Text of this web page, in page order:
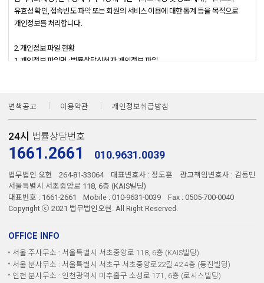
유효성 확인, 접속빈도 파악 또는 회원의 서비스 이용에 대한 통계 등을 목적으로
개인정보를 처리합니다.
2. 개인정보 파일 현황
1. 개인정보 파일명 : 법률상담신청자 개인정보 파일
- 보유기간 : 5년
- 관련법령 : 계약 또는 청약철회 등에 관한 기록 : 5년
3. 개인정보의 처리 및 보유 기간
① <법무법인 오현 형사전담팀>('법무법인 오현 형사전담팀')은(는) 법령에 따른
개인정보 보유?이용기간 또는 정보주체로부터 개인정보를 수집시에 동의 받은
개인정보 보유,이용기간 내에서 개인정보를 처리,보유합니다.
1.<제화 또는 서비스 제공>
>까지 위 이용목적을 위하여 보유.이용됩니다.
-보유근거 : 전자상거래 등에서의 소비자 보호에 관한 법률
면책공고 이용약관 개인정보취급방침
24시 법률상담번호
1661.2661 010.9631.0039
법무법인 오현 264-81-33064 대표변호사 : 정도훈
광고책임변호사 : 김동민
서울특별시 서초중앙로 118, 6층 (KAIS빌딩)
대표번호 : 1661-2661
Mobile : 010-9631-0039
Fax : 0505-700-0040
Copyright ⓒ 2021 법무법인오현. All Right Reserved.
OFFICE INFO
서울 주사무소 : 서울특별시 서초중앙로 118, 6층 (KAIS빌딩)
서울 분사무소 : 서울특별시 서초구 서초중앙로22길 42 4층 (동진빌딩)
인천 분사무소 : 인천광역시 미추홀구 소성로 171, 6층 (로시스빌딩)